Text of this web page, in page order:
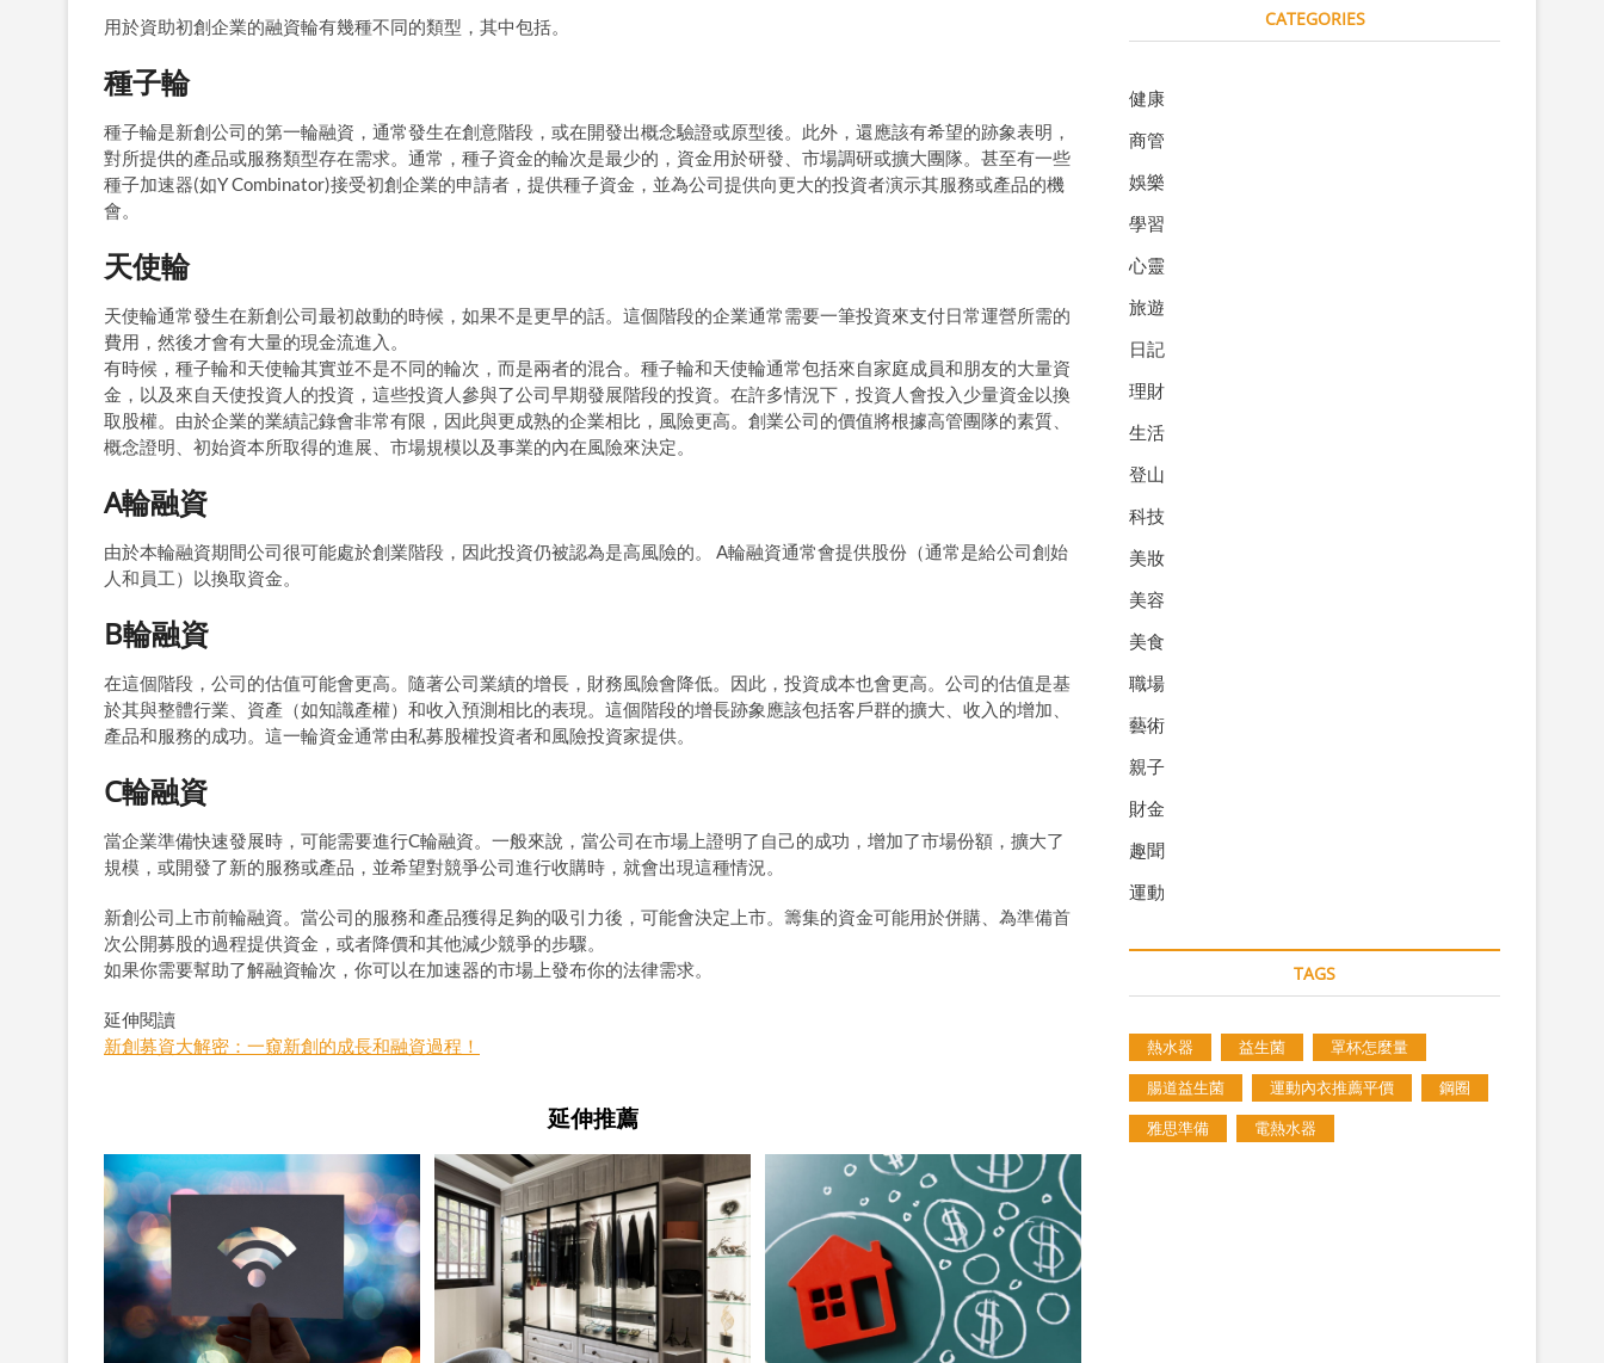
用於資助初創企業的融資輪有幾種不同的類型，其中包括。
種子輪
種子輪是新創公司的第一輪融資，通常發生在創意階段，或在開發出概念驗證或原型後。此外，還應該有希望的跡象表明，
對所提供的產品或服務類型存在需求。通常，種子資金的輪次是最少的，資金用於研發、市場調研或擴大團隊。甚至有一些
種子加速器(如Y Combinator)接受初創企業的申請者，提供種子資金，並為公司提供向更大的投資者演示其服務或產品的機
會。
天使輪
天使輪通常發生在新創公司最初啟動的時候，如果不是更早的話。這個階段的企業通常需要一筆投資來支付日常運營所需的
費用，然後才會有大量的現金流進入。
有時候，種子輪和天使輪其實並不是不同的輪次，而是兩者的混合。種子輪和天使輪通常包括來自家庭成員和朋友的大量資
金，以及來自天使投資人的投資，這些投資人參與了公司早期發展階段的投資。在許多情況下，投資人會投入少量資金以換
取股權。由於企業的業績記錄會非常有限，因此與更成熟的企業相比，風險更高。創業公司的價值將根據高管團隊的素質、
概念證明、初始資本所取得的進展、市場規模以及事業的內在風險來決定。
A輪融資
由於本輪融資期間公司很可能處於創業階段，因此投資仍被認為是高風險的。 A輪融資通常會提供股份（通常是給公司創始
人和員工）以換取資金。
B輪融資
在這個階段，公司的估值可能會更高。隨著公司業績的增長，財務風險會降低。因此，投資成本也會更高。公司的估值是基
於其與整體行業、資產（如知識產權）和收入預測相比的表現。這個階段的增長跡象應該包括客戶群的擴大、收入的增加、
產品和服務的成功。這一輪資金通常由私募股權投資者和風險投資家提供。
C輪融資
當企業準備快速發展時，可能需要進行C輪融資。一般來說，當公司在市場上證明了自己的成功，增加了市場份額，擴大了
規模，或開發了新的服務或產品，並希望對競爭公司進行收購時，就會出現這種情況。
新創公司上市前輪融資。當公司的服務和產品獲得足夠的吸引力後，可能會決定上市。籌集的資金可能用於併購、為準備首
次公開募股的過程提供資金，或者降價和其他減少競爭的步驟。
如果你需要幫助了解融資輪次，你可以在加速器的市場上發布你的法律需求。
延伸閱讀
新創募資大解密：一窺新創的成長和融資過程！
延伸推薦
CATEGORIES
健康
商管
娛樂
學習
心靈
旅遊
日記
理財
生活
登山
科技
美妝
美容
美食
職場
藝術
親子
財金
趣聞
運動
TAGS
熱水器 益生菌 罩杯怎麼量
腸道益生菌 運動內衣推薦平價 鋼圈
雅思準備 電熱水器